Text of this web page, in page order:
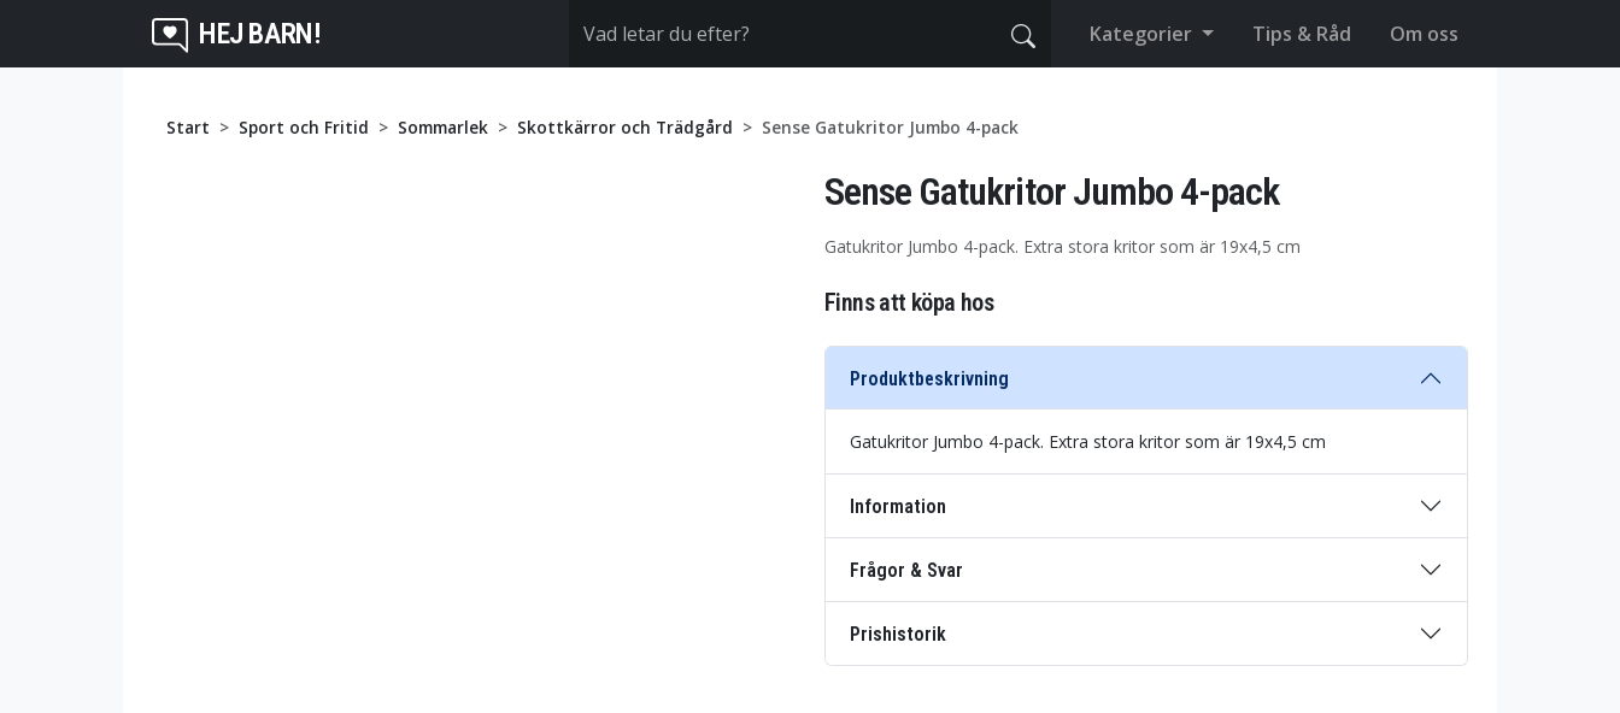
HEJ BARN! Kategorier Tips & Råd Om oss
Start Sport och Fritid Sommarlek Skottkärror och Trädgård Sense Gatukritor Jumbo 4-pack
Sense Gatukritor Jumbo 4-pack
Gatukritor Jumbo 4-pack. Extra stora kritor som är 19x4,5 cm
Finns att köpa hos
Produktbeskrivning
Gatukritor Jumbo 4-pack. Extra stora kritor som är 19x4,5 cm
Information
Frågor & Svar
Prishistorik